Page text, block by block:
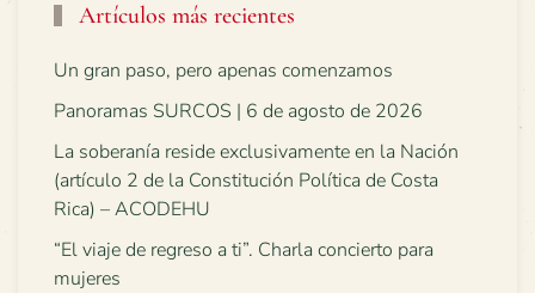
Artículos más recientes
Un gran paso, pero apenas comenzamos
Panoramas SURCOS | 6 de agosto de 2026
La soberanía reside exclusivamente en la Nación
(artículo 2 de la Constitución Política de Costa
Rica) – ACODEHU
“El viaje de regreso a ti”. Charla concierto para
mujeres